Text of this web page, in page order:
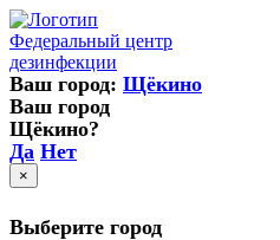
Федеральный центр
дезинфекции
Ваш город: Щёкино
Ваш город
Щёкино?
Да Нет
×
Выберите город